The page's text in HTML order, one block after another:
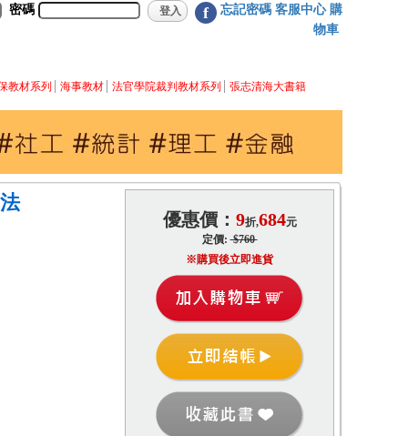
密碼 f 忘記密碼 客服中心 購
物車
教材系列 海事教材 法官學院裁判教材系列 張志清海大書籍
優惠價： 9折,684元
定價:$760
※購買後立即進貨